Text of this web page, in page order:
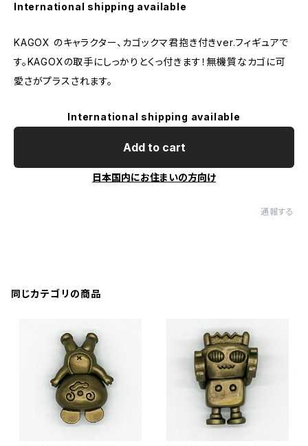
International shipping available
KAGOX のキャラクター、カゴックマ君抱き付きver.フィギュアで
す。KAGOXの取手にしっかりとくっ付きます！無機質なカゴに可
愛さがプラスされます。
International shipping available
Add to cart
日本国内にお住まいの方向け
通報する
同じカテゴリの商品